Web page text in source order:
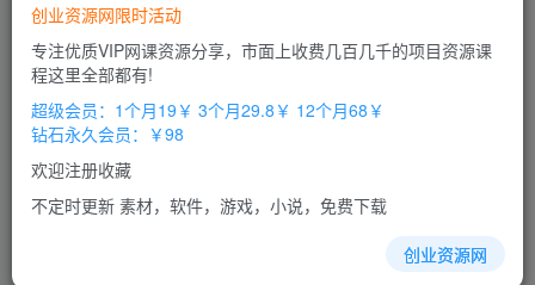
超级会员
立即购买
您当前未登录！建议登陆后购买，办理会员包月更省钱，可保存购
，思维、视野、能力的综合提升带你走
创业资源网限时活动
专注优质VIP网课资源分享，市面上收费几百几千的项目资源课
程这里全部都有!
超级会员：1个月19￥ 3个月29.8￥ 12个月68￥
钻石永久会员：￥98
欢迎注册收藏
不定时更新 素材，软件，游戏，小说，免费下载
创业资源网